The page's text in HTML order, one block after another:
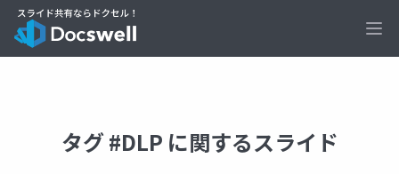
タグ #DLP に関するスライド